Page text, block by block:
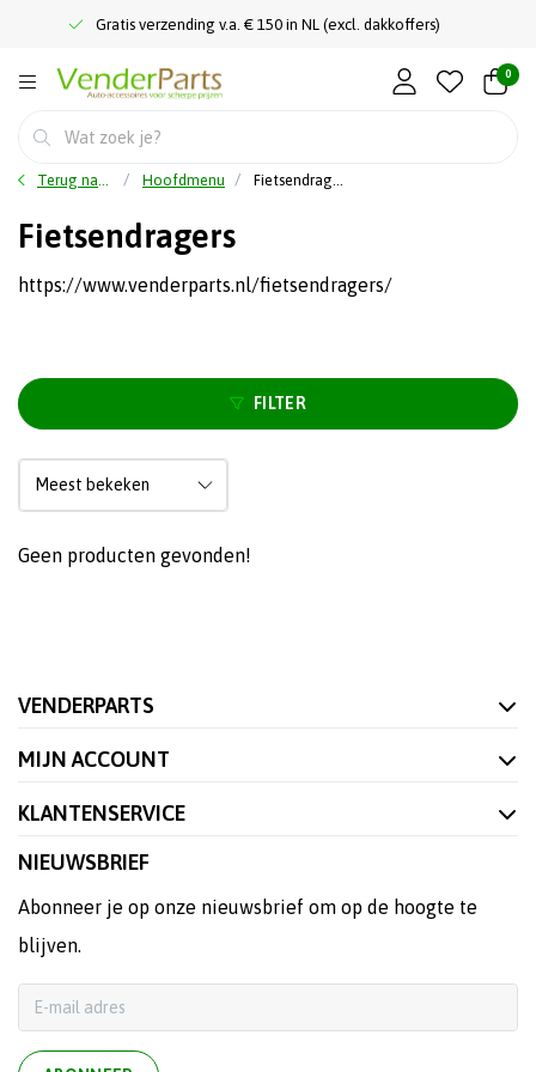
Gratis verzending v.a. € 150 in NL (excl. dakkoffers)
0
Terug naar home Hoofdmenu Fietsendragers
Fietsendragers
https://www.venderparts.nl/fietsendragers/
FILTER
Geen producten gevonden!
VENDERPARTS
MIJN ACCOUNT
KLANTENSERVICE
NIEUWSBRIEF
Abonneer je op onze nieuwsbrief om op de hoogte te
blijven.